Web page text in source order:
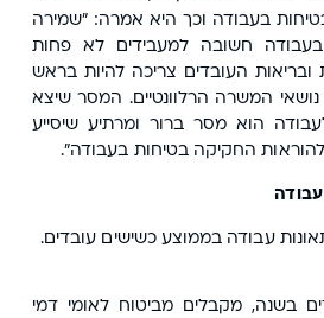
בעבודה וכך היא אמרה: "שמירה
חשובה למעבידים לא פחות
העובדים צריכה להיות בראש
נושאי המשרה הרלוונטיים. המסר שיצא
הוא מסר ברור ומרתיע שיסייע
החקיקה בטיחות בעבודה".
עבודה בממוצע כשישים עובדים.
בשנה, מקבלים מביטוח לאומי דמי